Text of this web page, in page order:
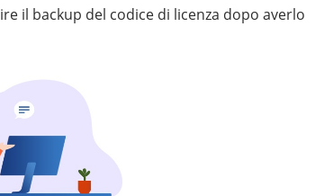
il backup del codice di licenza dopo averlo